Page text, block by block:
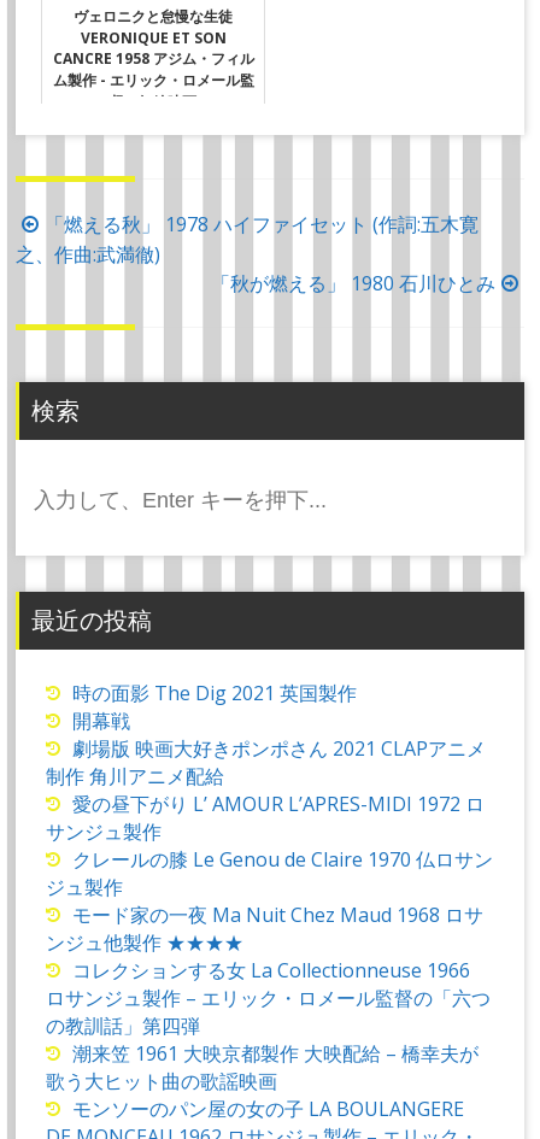
ヴェロニクと怠慢な生徒
VERONIQUE ET SON
CANCRE 1958 アジム・フィル
ム製作 - エリック・ロメール監
督の短編映画
投
稿
ビ
ー
シ
「燃える秋」 1978 ハイファイセット (作詞:五木寛
之、作曲:武満徹)
「秋が燃える」 1980 石川ひとみ
検索
索:
最近の投稿
時の面影 The Dig 2021 英国製作
開幕戦
劇場版 映画大好きポンポさん 2021 CLAPアニメ
制作 角川アニメ配給
愛の昼下がり L’ AMOUR L’APRES-MIDI 1972 ロ
サンジュ製作
クレールの膝 Le Genou de Claire 1970 仏ロサン
ジュ製作
モード家の一夜 Ma Nuit Chez Maud 1968 ロサ
ンジュ他製作 ★★★★
コレクションする女 La Collectionneuse 1966
ロサンジュ製作 – エリック・ロメール監督の「六つ
の教訓話」第四弾
潮来笠 1961 大映京都製作 大映配給 – 橋幸夫が
歌う大ヒット曲の歌謡映画
モンソーのパン屋の女の子 LA BOULANGERE